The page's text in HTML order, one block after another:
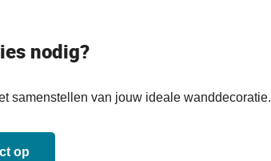
nodig?
samenstellen van jouw ideale wanddecoratie.
op